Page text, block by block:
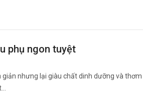
phụ ngon tuyệt
nhưng lại giàu chất dinh dưỡng và thơm